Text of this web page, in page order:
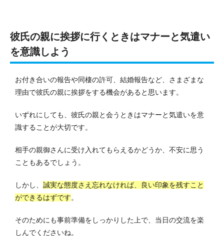
彼氏の親に挨拶に行くときはマナーと気遣い
を意識しよう
お付き合いの報告や同棲の許可、結婚報告など、さまざまな
理由で彼氏の親に挨拶をする機会があると思います。
いずれにしても、彼氏の親と会うときはマナーと気遣いを意
識することが大切です。
相手の親御さんに受け入れてもらえるかどうか、不安に思う
こともあるでしょう。
しかし、 誠実な態度さえ忘れなければ、良い印象を残すこと
ができるはずです。
そのためにも事前準備をしっかりした上で、当日の交流を楽
しんでくださいね。